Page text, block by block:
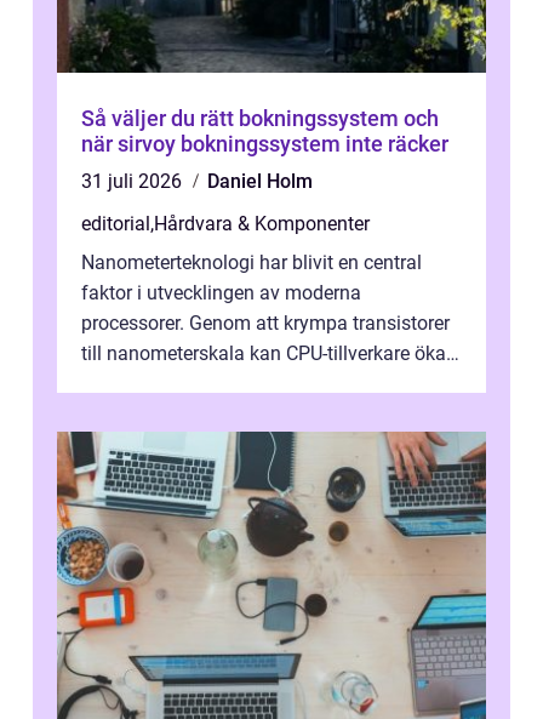
Så väljer du rätt bokningssystem och
när sirvoy bokningssystem inte räcker
31 juli 2026
Daniel Holm
editorial,Hårdvara & Komponenter
Nanometerteknologi har blivit en central
faktor i utvecklingen av moderna
processorer. Genom att krympa transistorer
till nanometerskala kan CPU-tillverkare öka